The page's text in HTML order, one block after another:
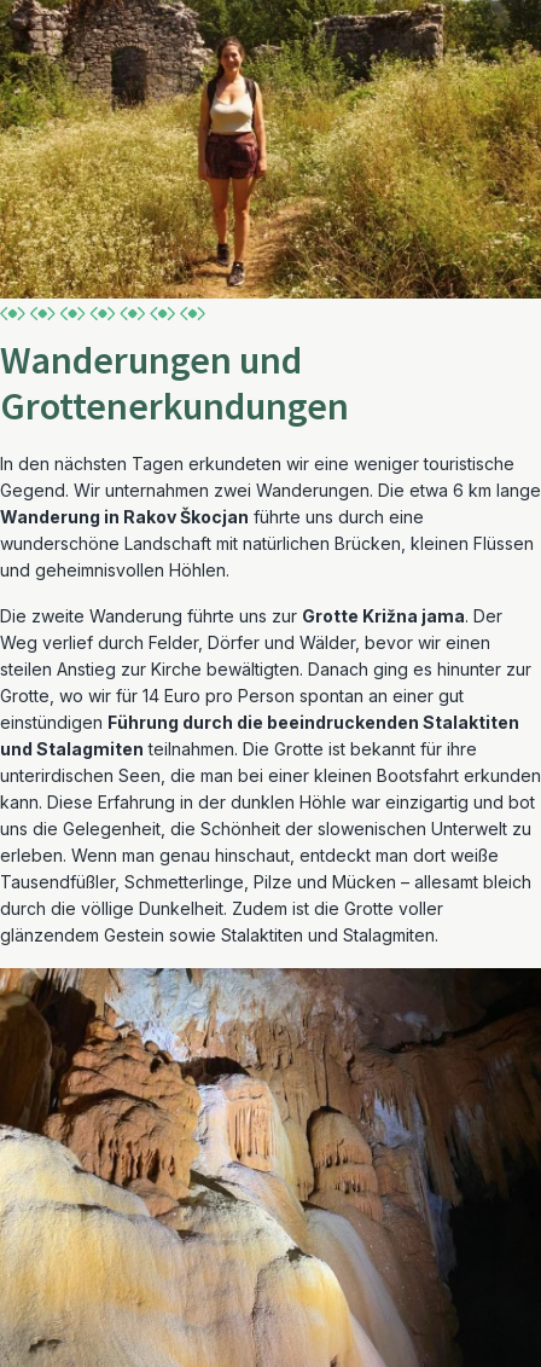
Wanderungen und
Grottenerkundungen
In den nächsten Tagen erkundeten wir eine weniger touristische
Gegend. Wir unternahmen zwei Wanderungen. Die etwa 6 km lange
Wanderung in Rakov Škocjan führte uns durch eine
wunderschöne Landschaft mit natürlichen Brücken, kleinen Flüssen
und geheimnisvollen Höhlen.
Die zweite Wanderung führte uns zur Grotte Križna jama. Der
Weg verlief durch Felder, Dörfer und Wälder, bevor wir einen
steilen Anstieg zur Kirche bewältigten. Danach ging es hinunter zur
Grotte, wo wir für 14 Euro pro Person spontan an einer gut
einstündigen Führung durch die beeindruckenden Stalaktiten
und Stalagmiten teilnahmen. Die Grotte ist bekannt für ihre
unterirdischen Seen, die man bei einer kleinen Bootsfahrt erkunden
kann. Diese Erfahrung in der dunklen Höhle war einzigartig und bot
uns die Gelegenheit, die Schönheit der slowenischen Unterwelt zu
erleben. Wenn man genau hinschaut, entdeckt man dort weiße
Tausendfüßler, Schmetterlinge, Pilze und Mücken – allesamt bleich
durch die völlige Dunkelheit. Zudem ist die Grotte voller
glänzendem Gestein sowie Stalaktiten und Stalagmiten.